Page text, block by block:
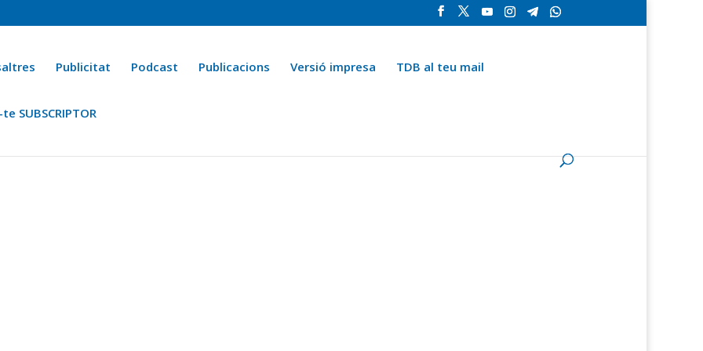
Publicitat Podcast Publicacions Versió impresa TDB al teu mail
SUBSCRIPTOR
Ara fa 25 anys